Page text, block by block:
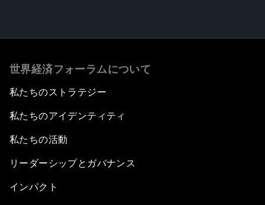
世界経済フォーラムについて
私たちのストラテジー
私たちのアイデンティティ
私たちの活動
リーダーシップとガバナンス
インパクト